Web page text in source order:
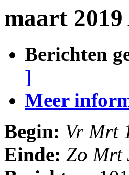
maart
Berichten
]
Meer
Begin: Vr Mrt
Einde: Zo Mrt